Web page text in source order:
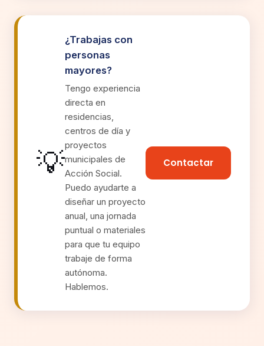
💡
¿Trabajas con
personas
mayores?
Tengo experiencia
directa en
residencias,
centros de día y
proyectos
municipales de
Acción Social.
Puedo ayudarte a
diseñar un proyecto
anual, una jornada
puntual o materiales
para que tu equipo
trabaje de forma
autónoma.
Hablemos.
Contactar